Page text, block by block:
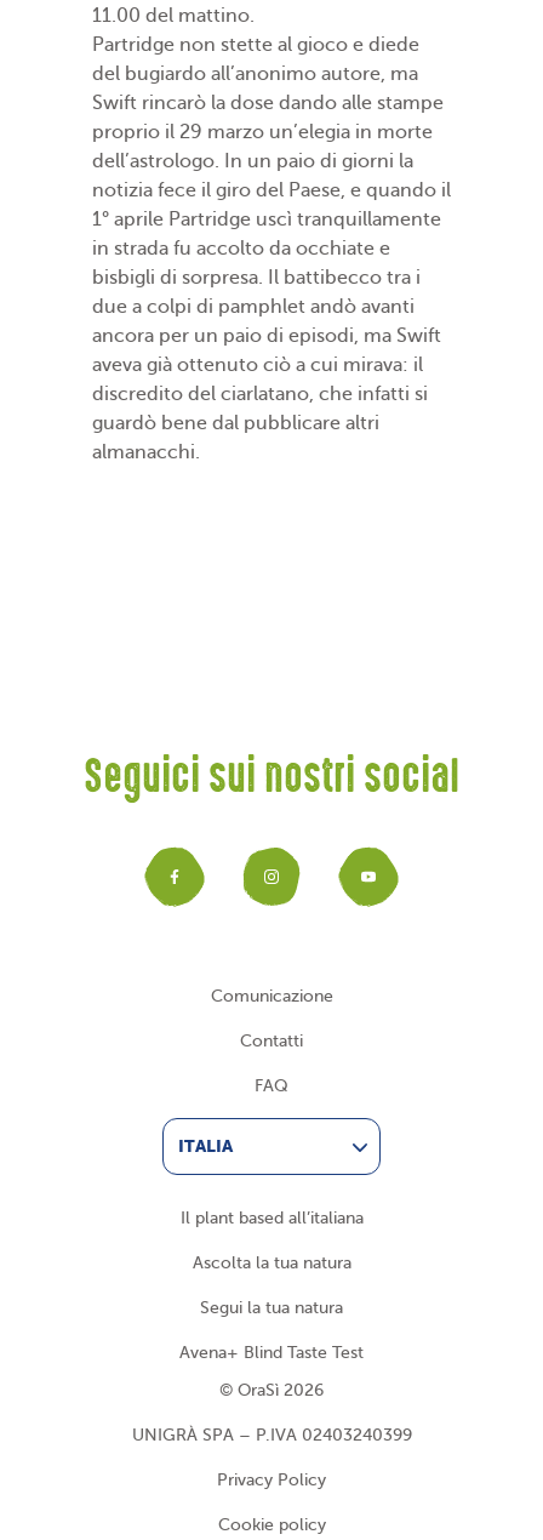
11.00 del mattino.
Partridge non stette al gioco e diede
del bugiardo all’anonimo autore, ma
Swift rincarò la dose dando alle stampe
proprio il 29 marzo un’elegia in morte
dell’astrologo. In un paio di giorni la
notizia fece il giro del Paese, e quando il
1° aprile Partridge uscì tranquillamente
in strada fu accolto da occhiate e
bisbigli di sorpresa. Il battibecco tra i
due a colpi di pamphlet andò avanti
ancora per un paio di episodi, ma Swift
aveva già ottenuto ciò a cui mirava: il
discredito del ciarlatano, che infatti si
guardò bene dal pubblicare altri
almanacchi.
Seguici sui nostri social
Facebook
Instagram
Comunicazione
Contatti
FAQ
ITALIA
Il plant based all’italiana
Ascolta la tua natura
Segui la tua natura
Avena+ Blind Taste Test
© OraSì 2026
UNIGRÀ SPA – P.IVA 02403240399
Privacy Policy
Cookie policy